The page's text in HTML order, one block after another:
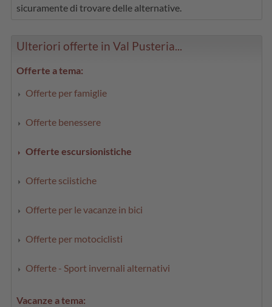
sicuramente di trovare delle alternative.
Ulteriori offerte in Val Pusteria...
Offerte a tema:
Offerte per famiglie
Offerte benessere
Offerte escursionistiche
Offerte sciistiche
Offerte per le vacanze in bici
Offerte per motociclisti
Offerte - Sport invernali alternativi
Vacanze a tema: